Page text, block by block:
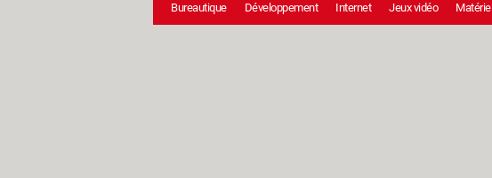
Bureautique Développement Internet Jeux vidéo Matériel